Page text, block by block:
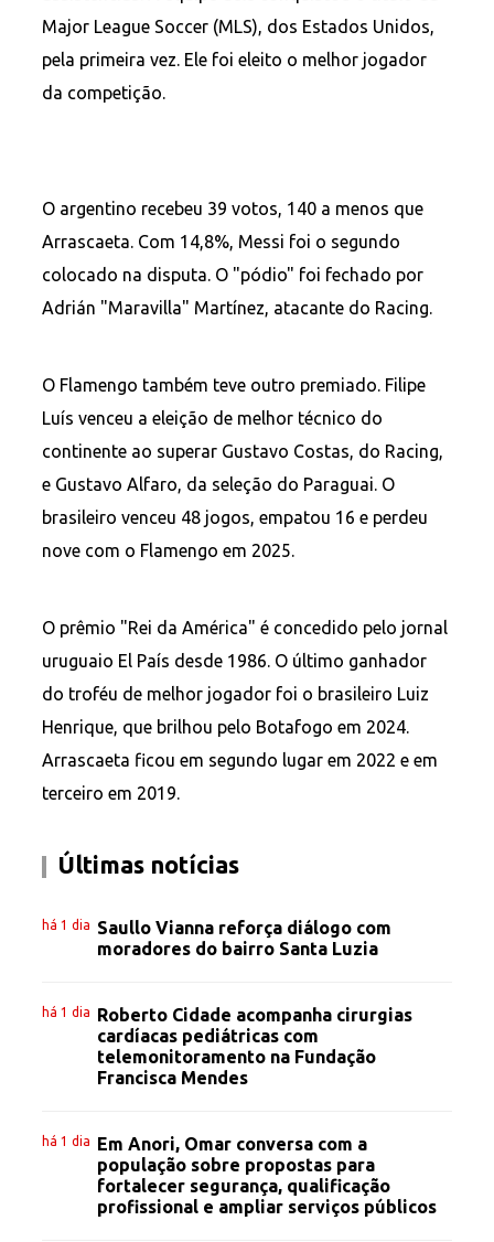
Major League Soccer (MLS), dos Estados Unidos,
pela primeira vez. Ele foi eleito o melhor jogador
da competição.
O argentino recebeu 39 votos, 140 a menos que
Arrascaeta. Com 14,8%, Messi foi o segundo
colocado na disputa. O "pódio" foi fechado por
Adrián "Maravilla" Martínez, atacante do Racing.
O Flamengo também teve outro premiado. Filipe
Luís venceu a eleição de melhor técnico do
continente ao superar Gustavo Costas, do Racing,
e Gustavo Alfaro, da seleção do Paraguai. O
brasileiro venceu 48 jogos, empatou 16 e perdeu
nove com o Flamengo em 2025.
O prêmio "Rei da América" é concedido pelo jornal
uruguaio El País desde 1986. O último ganhador
do troféu de melhor jogador foi o brasileiro Luiz
Henrique, que brilhou pelo Botafogo em 2024.
Arrascaeta ficou em segundo lugar em 2022 e em
terceiro em 2019.
Últimas notícias
há 1 dia
Saullo Vianna reforça diálogo com
moradores do bairro Santa Luzia
há 1 dia
Roberto Cidade acompanha cirurgias
cardíacas pediátricas com
telemonitoramento na Fundação
Francisca Mendes
há 1 dia
Em Anori, Omar conversa com a
população sobre propostas para
fortalecer segurança, qualificação
profissional e ampliar serviços públicos